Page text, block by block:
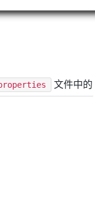
文件中的